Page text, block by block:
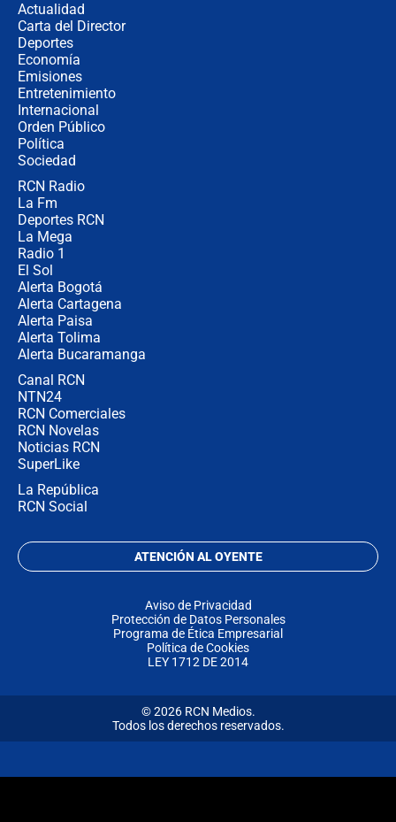
Actualidad
Carta del Director
Deportes
Economía
Emisiones
Entretenimiento
Internacional
Orden Público
Política
Sociedad
RCN Radio
La Fm
Deportes RCN
La Mega
Radio 1
El Sol
Alerta Bogotá
Alerta Cartagena
Alerta Paisa
Alerta Tolima
Alerta Bucaramanga
Canal RCN
NTN24
RCN Comerciales
RCN Novelas
Noticias RCN
SuperLike
La República
RCN Social
ATENCIÓN AL OYENTE
Aviso de Privacidad
Protección de Datos Personales
Programa de Ética Empresarial
Política de Cookies
LEY 1712 DE 2014
© 2026 RCN Medios.
Todos los derechos reservados.